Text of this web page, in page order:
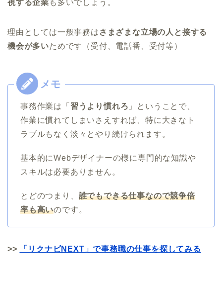
視する企業 も多いでしょう。
理由としては一般事務は さまざまな立場の人と接する
機会が多いためです（受付、電話番、受付等）
事務作業は「 習うより慣れろ 」ということで、
作業に慣れてしまいさえすれば、特に大きなト
ラブルもなく淡々とやり続けられます。
基本的にWebデザイナーの様に専門的な知識や
スキルは必要ありません。
とどのつまり、 誰でもできる仕事なので競争倍
率も高いのです。
>> 「リクナビNEXT」で事務職の仕事を探してみる